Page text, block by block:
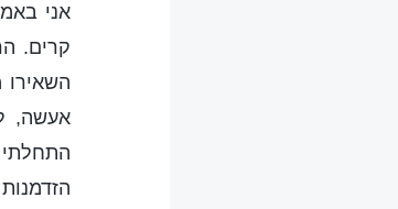
אני
קרים.
אעשה,